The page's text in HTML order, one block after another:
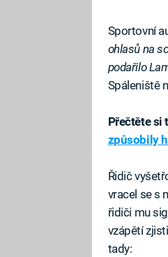
Sportovní
ohlasů na
podařilo
Spáleniště
Přečtěte si
způsobily
Řidič
vracel se s
řidiči mu
vzápětí
tady: